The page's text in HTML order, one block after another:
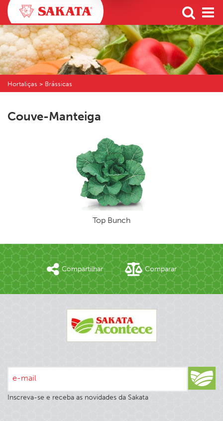
Hortaliças > Brássicas
Couve-Manteiga
Top Bunch
Compartilhar Comparar
e-mail
Inscreva-se e receba as novidades da Sakata